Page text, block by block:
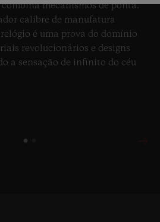
mecanismos de ponta.
calibre de manufatura
é uma prova do domínio
revolucionários e designs
a sensação de infinito do céu